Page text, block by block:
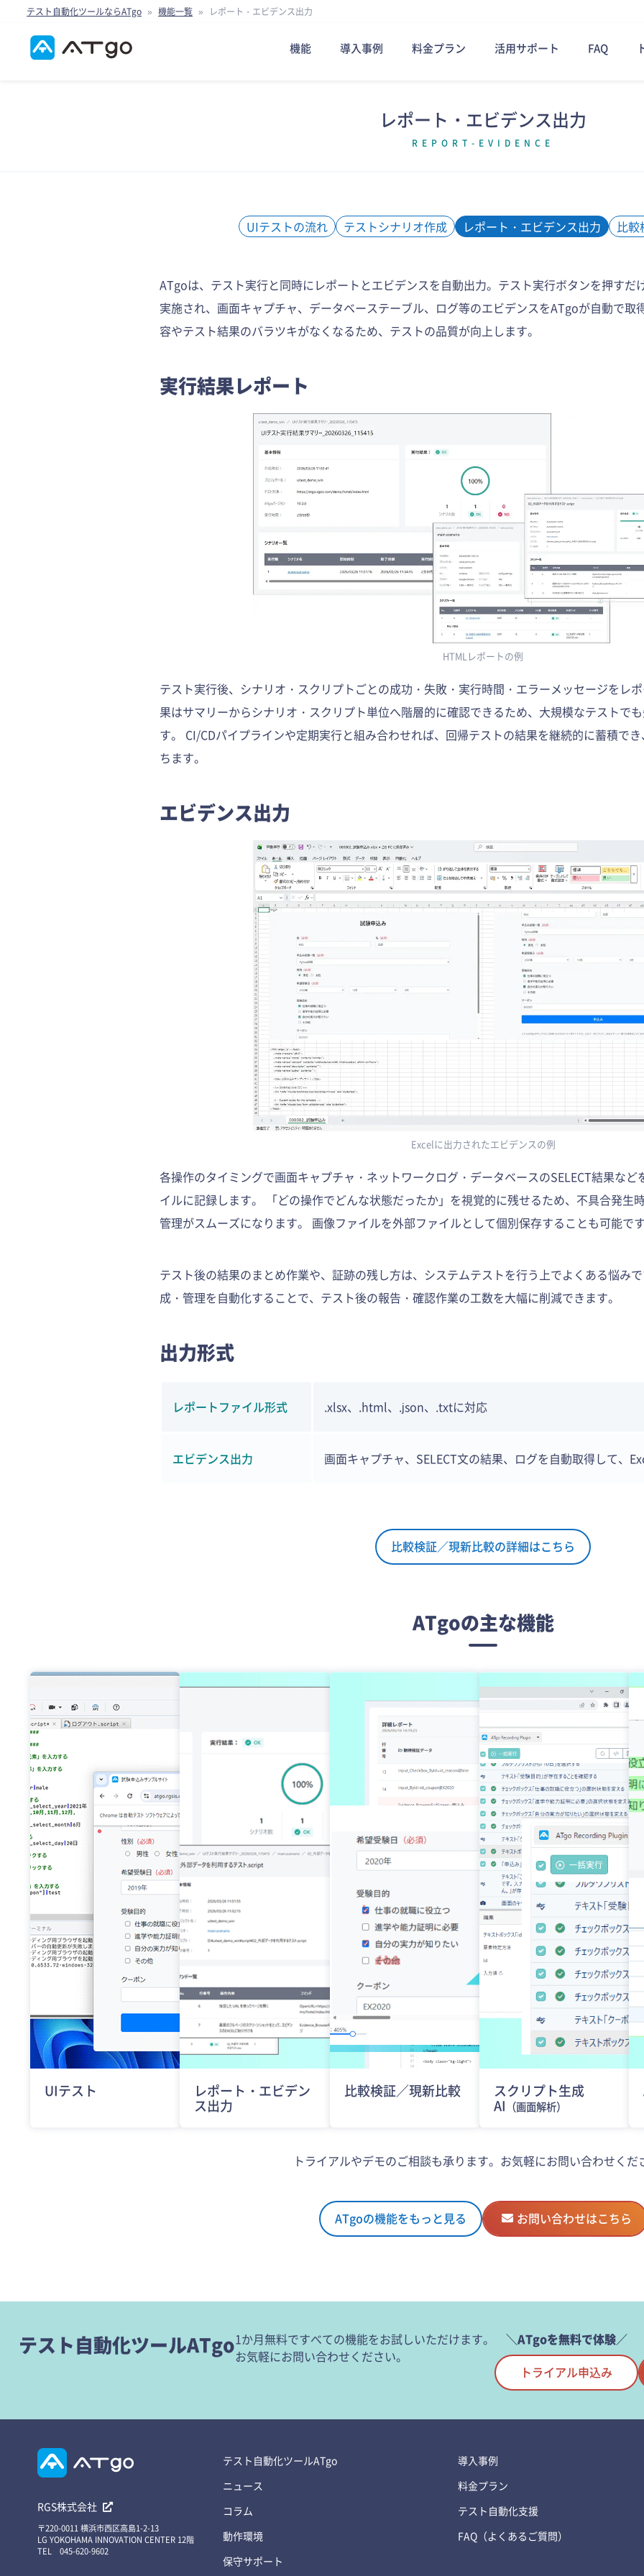
テスト自動化ツールならATgo » 機能一覧 » レポート・エビデンス出力
機能 導入事例 料金プラン 活用サポート FAQ
レポート・エビデンス出力
REPORT-EVIDENCE
UIテストの流れ テストシナリオ作成 レポート・エビデンス出力 比
ATgoは、テスト実行と同時にレポートとエビデンスを自動出力。テスト実行ボタンを押すだ
実施され、画面キャプチャ、データベーステーブル、ログ等のエビデンスをATgoが自動で取
容やテスト結果のバラツキがなくなるため、テストの品質が向上します。
実行結果レポート
HTMLレポートの例
テスト実行後、シナリオ・スクリプトごとの成功・失敗・実行時間・エラーメッセージをレ
果はサマリーからシナリオ・スクリプト単位へ階層的に確認できるため、大規模なテストで
す。 CI/CDパイプラインや定期実行と組み合わせれば、回帰テストの結果を継続的に蓄積で
ちます。
エビデンス出力
Excelに出力されたエビデンスの例
各操作のタイミングで画面キャプチャ・ネットワークログ・データベースのSELECT結果な
イルに記録します。 「どの操作でどんな状態だったか」を視覚的に残せるため、不具合発生
管理がスムーズになります。 画像ファイルを外部ファイルとして個別保存することも可能です
テスト後の結果のまとめ作業や、証跡の残し方は、システムテストを行う上でよくある悩み
成・管理を自動化することで、テスト後の報告・確認作業の工数を大幅に削減できます。
出力形式
レポートファイル形式 .xlsx、.html、.json、.txtに対応
エビデンス出力 画面キャプチャ、SELECT文の結果、ログを自動取得して、
比較検証／現新比較の詳細はこちら
ATgoの主な機能
UIテスト
レポート・エビデン
ス出力
比較検証／現新比較
スクリプト生成
AI （画面解析）
トライアルやデモのご相談も承ります。お気軽にお問い合わせくだ
ATgoの機能をもっと見る お問い合わせはこちら
テスト自動化ツールATgo1か月無料ですべての機能をお試しいただけます。
お気軽にお問い合わせください。
＼ATgoを無料で体験／
トライアル申込み
RGS株式会社
〒220-0011 横浜市西区高島1-2-13
LG YOKOHAMA INNOVATION CENTER 12階
TEL 045-620-9602
テスト自動化ツールATgo
ニュース
コラム
動作環境
保守サポート
導入事例
料金プラン
テスト自動化支援
FAQ（よくあるご質問）